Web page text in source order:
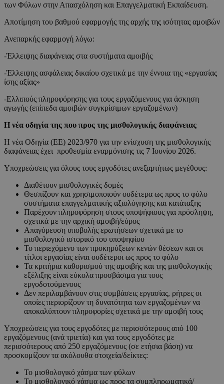
των Φύλων στην Απασχόληση και Επαγγελματική Εκπαίδευση.
Αποτίμηση του βαθμού εφαρμογής της αρχής της ισότητας αμοιβών
Ανεπαρκής εφαρμογή λόγω:
-Έλλειψης διαφάνειας στα συστήματα αμοιβής
-Έλλειψης ασφάλειας δικαίου σχετικά με την έννοια της «εργασίας
ίσης αξίας»
-Ελλιπούς πληροφόρησης για τους εργαζόμενους για άσκηση
αγωγής (επίπεδα αμοιβών συγκρίσιμων εργαζομένων)
Η νέα οδηγία της που προς της μισθολογικής διαφάνειας
Η νέα Οδηγία (ΕΕ) 2023/970 για την ενίσχυση της μισθολογικής
διαφάνειας έχει προθεσμία εναρμόνισης τις 7 Ιουνίου 2026.
Υποχρεώσεις για όλους τους εργοδότες ανεξαρτήτως μεγέθους:
Διαθέτουν μισθολογικές δομές
Θεσπίζουν και χρησιμοποιούν ουδέτερα ως προς το φύλο
συστήματα επαγγελματικής αξιολόγησης και κατάταξης
Παρέχουν πληροφόρηση στους υποψήφιους για πρόσληψη,
σχετικά με την αρχική αμοιβή/εύρος
Απαγόρευση υποβολής ερωτήσεων σχετικά με το
μισθολογικό ιστορικό του υποψηφίου
Το περιεχόμενο των προκηρύξεων κενών θέσεων και οι
τίτλοι εργασίας είναι ουδέτεροι ως προς το φύλο
Τα κριτήρια καθορισμού της αμοιβής και της μισθολογικής
εξέλιξης είναι εύκολα προσβάσιμα για τους
εργοδοτούμενους
Δεν περιλαμβάνουν στις συμβάσεις εργασίας, ρήτρες οι
οποίες περιορίζουν τη δυνατότητα των εργαζομένων να
αποκαλύπτουν πληροφορίες σχετικά με την αμοιβή τους
Υποχρεώσεις για τους εργοδότες με περισσότερους από 100
εργαζόμενους (ανά τριετία) και για τους εργοδότες με
περισσότερους από 250 εργαζόμενους (σε ετήσια βάση) να
προσκομίζουν τα ακόλουθα στοιχεία/δείκτες:
Το μισθολογικό χάσμα των φύλων
Το μισθολογικό χάσμα ως προς τα συμπληρωματικά/